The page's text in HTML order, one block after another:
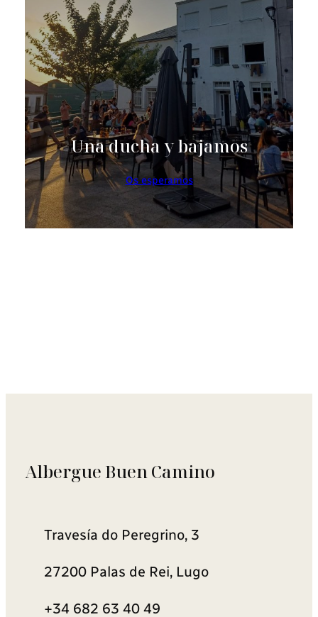
Una ducha y bajamos
Os esperamos
Albergue Buen Camino
Travesía do Peregrino, 3
27200 Palas de Rei, Lugo
+34 682 63 40 49